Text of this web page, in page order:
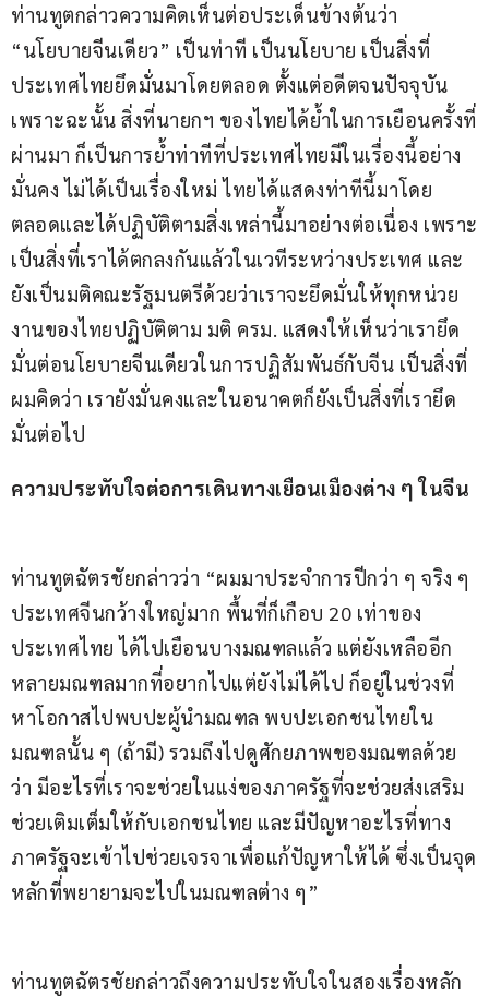
ท่านทูตกล่าวความคิดเห็นต่อประเด็นข้างต้นว่า
“นโยบายจีนเดียว” เป็นท่าที เป็นนโยบาย เป็นสิ่งที่
ประเทศไทยยึดมั่นมาโดยตลอด ตั้งแต่อดีตจนปัจจุบัน
เพราะฉะนั้น สิ่งที่นายกฯ ของไทยได้ย้ำในการเยือนครั้งที่
ผ่านมา ก็เป็นการย้ำท่าทีที่ประเทศไทยมีในเรื่องนี้อย่าง
มั่นคง ไม่ได้เป็นเรื่องใหม่ ไทยได้แสดงท่าทีนี้มาโดย
ตลอดและได้ปฏิบัติตามสิ่งเหล่านี้มาอย่างต่อเนื่อง เพราะ
เป็นสิ่งที่เราได้ตกลงกันแล้วในเวทีระหว่างประเทศ และ
ยังเป็นมติคณะรัฐมนตรีด้วยว่าเราจะยึดมั่นให้ทุกหน่วย
งานของไทยปฏิบัติตาม มติ ครม. แสดงให้เห็นว่าเรายึด
มั่นต่อนโยบายจีนเดียวในการปฏิสัมพันธ์กับจีน เป็นสิ่งที่
ผมคิดว่า เรายังมั่นคงและในอนาคตก็ยังเป็นสิ่งที่เรายึด
มั่นต่อไป
ความประทับใจต่อการเดินทางเยือนเมืองต่าง ๆ ในจีน
ท่านทูตฉัตรชัยกล่าวว่า “ผมมาประจำการปีกว่า ๆ จริง ๆ
ประเทศจีนกว้างใหญ่มาก พื้นที่ก็เกือบ 20 เท่าของ
ประเทศไทย ได้ไปเยือนบางมณฑลแล้ว แต่ยังเหลืออีก
หลายมณฑลมากที่อยากไปแต่ยังไม่ได้ไป ก็อยู่ในช่วงที่
หาโอกาสไปพบปะผู้นำมณฑล พบปะเอกชนไทยใน
มณฑลนั้น ๆ (ถ้ามี) รวมถึงไปดูศักยภาพของมณฑลด้วย
ว่า มีอะไรที่เราจะช่วยในแง่ของภาครัฐที่จะช่วยส่งเสริม
ช่วยเติมเต็มให้กับเอกชนไทย และมีปัญหาอะไรที่ทาง
ภาครัฐจะเข้าไปช่วยเจรจาเพื่อแก้ปัญหาให้ได้ ซึ่งเป็นจุด
หลักที่พยายามจะไปในมณฑลต่าง ๆ”
ท่านทูตฉัตรชัยกล่าวถึงความประทับใจในสองเรื่องหลัก